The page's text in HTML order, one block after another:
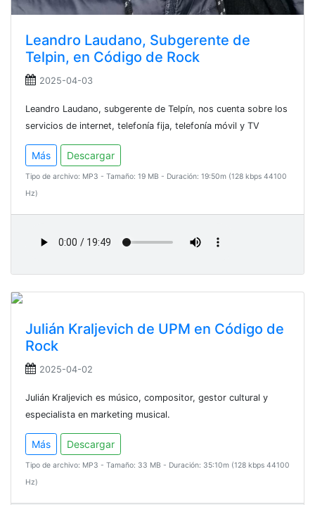
Leandro Laudano, Subgerente de
Telpin, en Código de Rock
2025-04-03
Leandro Laudano, subgerente de Telpín, nos cuenta sobre los
servicios de internet, telefonía fija, telefonía móvil y TV
Más Descargar
Tipo de archivo: MP3 - Tamaño: 19 MB - Duración: 19:50m (128 kbps 44100
Hz)
Julián Kraljevich de UPM en Código de
Rock
2025-04-02
Julián Kraljevich es músico, compositor, gestor cultural y
especialista en marketing musical.
Más Descargar
Tipo de archivo: MP3 - Tamaño: 33 MB - Duración: 35:10m (128 kbps 44100
Hz)